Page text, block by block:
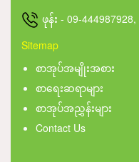
ဖုန်း - 09-
Sitemap
စာအုပ်အမျိုးအစား
စာရေးဆရာများ
စာအုပ်အညွှန်းများ
Contact Us